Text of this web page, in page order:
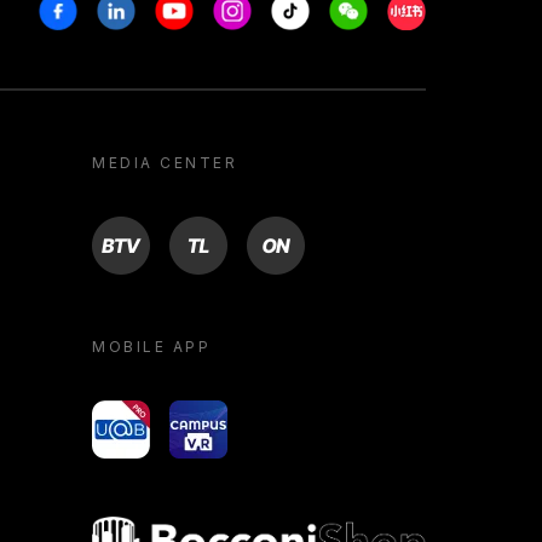
FacebookLinkedinYoutubeInstagram
Tiktok WeechatXiaohongshu/
MEDIA CENTER
BTV TL ON
MOBILE APP
yoU@B Campus VR
Bocconi shop